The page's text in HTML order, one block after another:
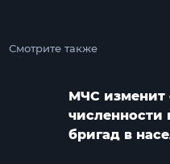
Смотрите также
МЧС изменит
бригад в